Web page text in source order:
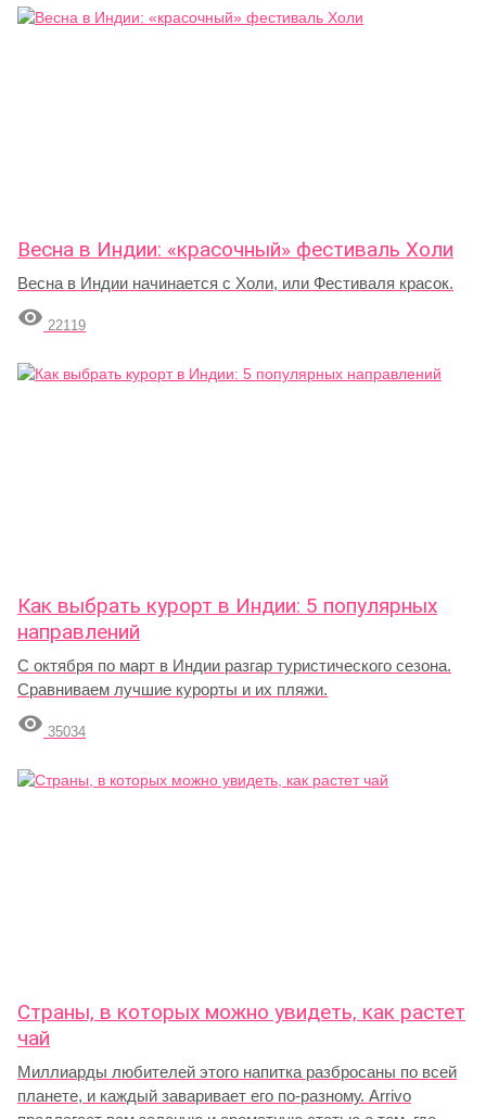
Весна в Индии: «красочный» фестиваль Холи
Весна в Индии начинается с Холи, или Фестиваля красок.
 22119
Как выбрать курорт в Индии: 5 популярных
направлений
С октября по март в Индии разгар туристического сезона.
Сравниваем лучшие курорты и их пляжи.
 35034
Страны, в которых можно увидеть, как растет
чай
Миллиарды любителей этого напитка разбросаны по всей
планете, и каждый заваривает его по-разному. Arrivo